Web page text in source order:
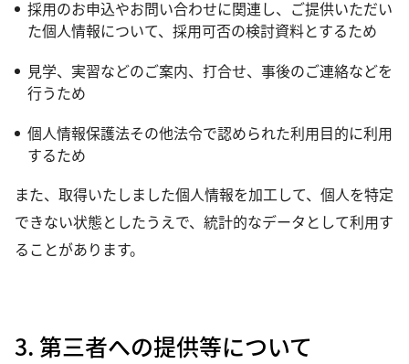
採用のお申込やお問い合わせに関連し、ご提供いただい
た個人情報について、採用可否の検討資料とするため
見学、実習などのご案内、打合せ、事後のご連絡などを
行うため
個人情報保護法その他法令で認められた利用目的に利用
するため
また、取得いたしました個人情報を加工して、個人を特定
できない状態としたうえで、統計的なデータとして利用す
ることがあります。
3. 第三者への提供等について